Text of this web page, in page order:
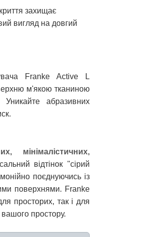
захищає
вигляд на довгий
Franke Active L
м'якою тканиною
абразивних
мінімалістичних,
відтінок "сірий
поєднуючись із
поверхнями. Franke
просторих, так і для
вашого простору.